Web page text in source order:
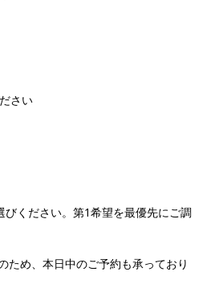
さい
びください。第1希望を最優先にご調
ため、本日中のご予約も承っており